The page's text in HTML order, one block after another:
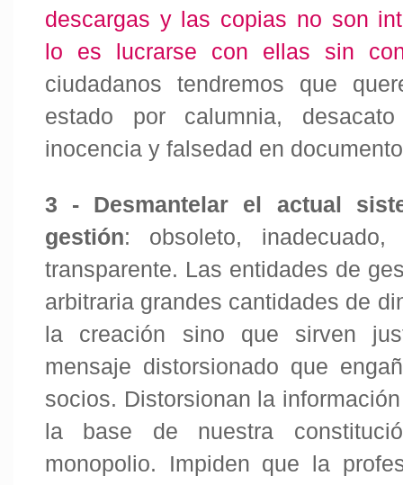
descargas y las copias no son
lo es lucrarse con ellas sin
ciudadanos tendremos que
estado por calumnia,
inocencia y falsedad en
3 -
Desmantelar el actual
gestión: obsoleto, inadecuado,
transparente. Las entidades de
arbitraria grandes cantidades de
la creación sino que sirven
mensaje distorsionado que
socios. Distorsionan la
la base de nuestra
monopolio. Impiden que la